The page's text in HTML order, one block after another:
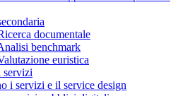
documentale
benchmark
euristica
servizi
i servizi e il service design